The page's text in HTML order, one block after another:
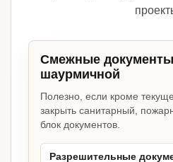
Смежные
шаурмичной
Полезно, если кроме
закрыть санитарный,
блок документов.
Разрешительные